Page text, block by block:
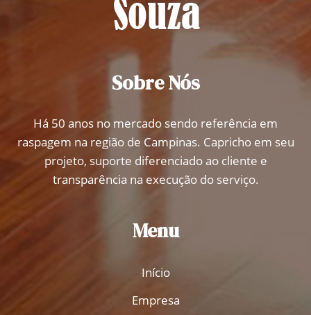
Sobre Nós
Há 50 anos no mercado sendo referência em
raspagem na região de Campinas. Capricho em seu
projeto, suporte diferenciado ao cliente e
transparência na execução do serviço.
Menu
Início
Empresa